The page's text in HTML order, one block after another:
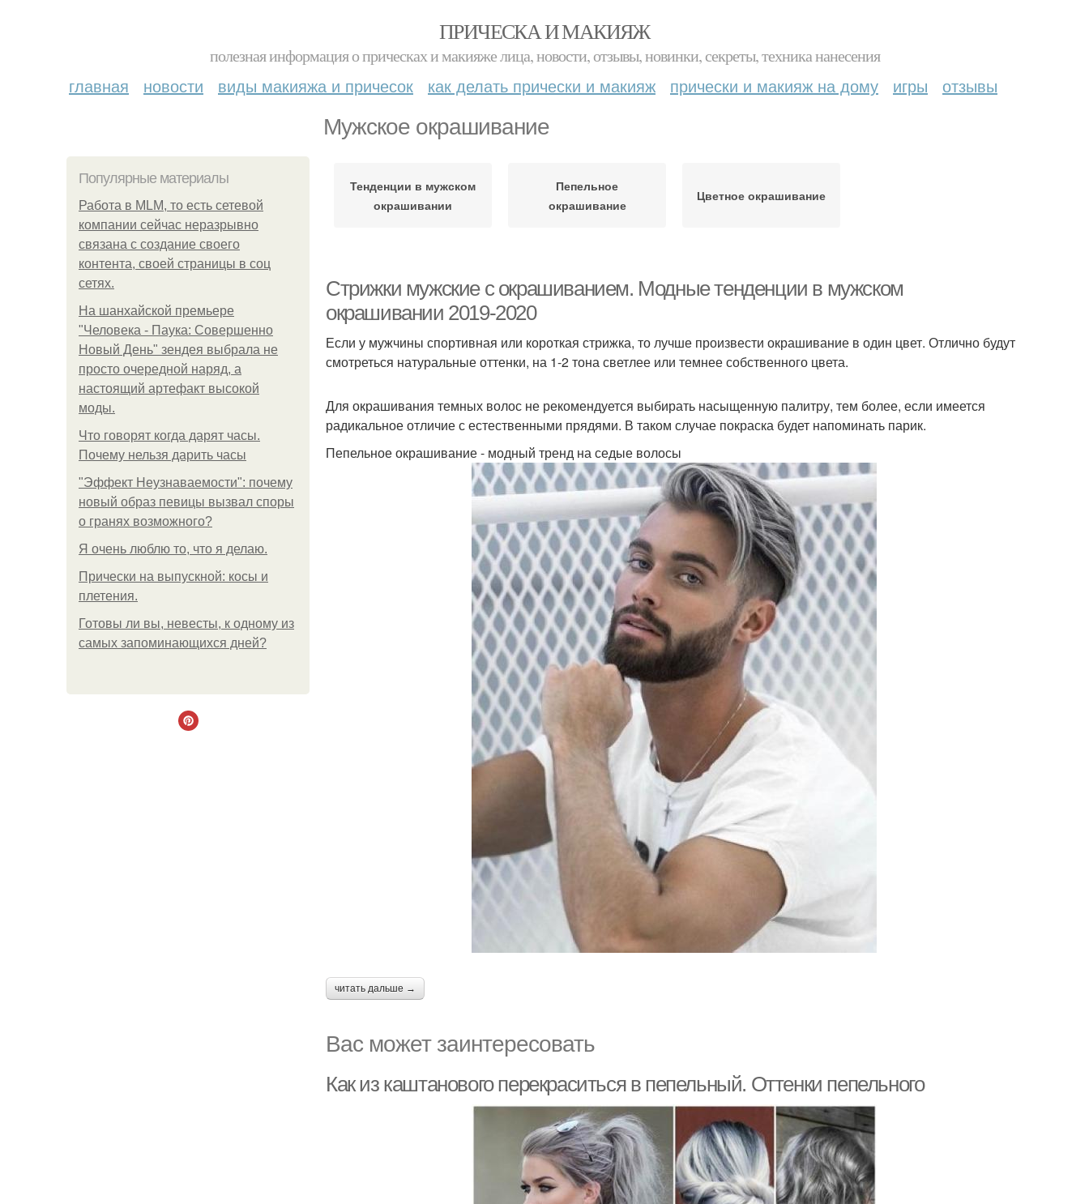
ПРИЧЕСКА И МАКИЯЖ
полезная информация о прическах и макияже лица, новости, отзывы, новинки, секреты, техника нанесения
главная новости виды макияжа и причесок как делать прически и макияж прически и макияж на дому игры отзывы
Мужское окрашивание
Популярные материалы
Работа в MLM, то есть сетевой
компании сейчас неразрывно
связана с создание своего
контента, своей страницы в соц
сетях.
На шанхайской премьере
"Человека - Паука: Совершенно
Новый День" зендея выбрала не
просто очередной наряд, а
настоящий артефакт высокой
моды.
Что говорят когда дарят часы.
Почему нельзя дарить часы
"Эффект Неузнаваемости": почему
новый образ певицы вызвал споры
о гранях возможного?
Я очень люблю то, что я делаю.
Прически на выпускной: косы и
плетения.
Готовы ли вы, невесты, к одному из
самых запоминающихся дней?
Тенденции в мужском
окрашивании
Пепельное
окрашивание
Цветное окрашивание
Стрижки мужские с окрашиванием. Модные тенденции в мужском
окрашивании 2019-2020
Если у мужчины спортивная или короткая стрижка, то лучше произвести окрашивание в один цвет. Отлично будут
смотреться натуральные оттенки, на 1-2 тона светлее или темнее собственного цвета.
Для окрашивания темных волос не рекомендуется выбирать насыщенную палитру, тем более, если имеется
радикальное отличие с естественными прядями. В таком случае покраска будет напоминать парик.
Пепельное окрашивание - модный тренд на седые волосы
читать дальше →
Вас может заинтересовать
Как из каштанового перекраситься в пепельный. Оттенки пепельного